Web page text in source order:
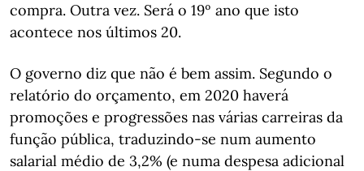
compra. Outra vez. Será o 19º ano que isto
acontece nos últimos 20.
O governo diz que não é bem assim. Segundo o
relatório do orçamento, em 2020 haverá
promoções e progressões nas várias carreiras da
função pública, traduzindo-se num aumento
salarial médio de 3,2% (e numa despesa adicional